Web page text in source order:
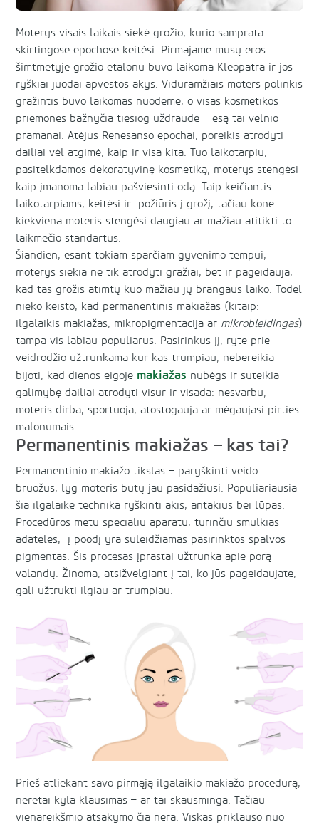
Moterys visais laikais siekė grožio, kurio samprata
skirtingose epochose keitėsi. Pirmajame mūsų eros
šimtmetyje grožio etalonu buvo laikoma Kleopatra ir jos
ryškiai juodai apvestos akys. Viduramžiais moters polinkis
gražintis buvo laikomas nuodėme, o visas kosmetikos
priemones bažnyčia tiesiog uždraudė – esą tai velnio
pramanai. Atėjus Renesanso epochai, poreikis atrodyti
dailiai vėl atgimė, kaip ir visa kita. Tuo laikotarpiu,
pasitelkdamos dekoratyvinę kosmetiką, moterys stengėsi
kaip įmanoma labiau pašviesinti odą. Taip keičiantis
laikotarpiams, keitėsi ir požiūris į grožį, tačiau kone
kiekviena moteris stengėsi daugiau ar mažiau atitikti to
laikmečio standartus.
Šiandien, esant tokiam sparčiam gyvenimo tempui,
moterys siekia ne tik atrodyti gražiai, bet ir pageidauja,
kad tas grožis atimtų kuo mažiau jų brangaus laiko. Todėl
nieko keisto, kad permanentinis makiažas (kitaip:
ilgalaikis makiažas, mikropigmentacija ar mikrobleidingas)
tampa vis labiau populiarus. Pasirinkus jį, ryte prie
veidrodžio užtrunkama kur kas trumpiau, nebereikia
bijoti, kad dienos eigoje makiažas nubėgs ir suteikia
galimybę dailiai atrodyti visur ir visada: nesvarbu,
moteris dirba, sportuoja, atostogauja ar mėgaujasi pirties
malonumais.
Permanentinis makiažas – kas tai?
Permanentinio makiažo tikslas – paryškinti veido
bruožus, lyg moteris būtų jau pasidažiusi. Populiariausia
šia ilgalaike technika ryškinti akis, antakius bei lūpas.
Procedūros metu specialiu aparatu, turinčiu smulkias
adatėles, į poodį yra suleidžiamas pasirinktos spalvos
pigmentas. Šis procesas įprastai užtrunka apie porą
valandų. Žinoma, atsižvelgiant į tai, ko jūs pageidaujate,
gali užtrukti ilgiau ar trumpiau.
Prieš atliekant savo pirmąją ilgalaikio makiažo procedūrą,
neretai kyla klausimas – ar tai skausminga. Tačiau
vienareikšmio atsakymo čia nėra. Viskas priklauso nuo